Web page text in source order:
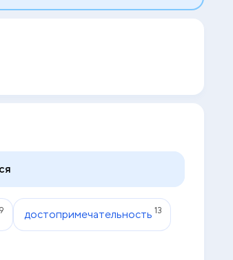
км соответственно от таких
достопримечательность 13